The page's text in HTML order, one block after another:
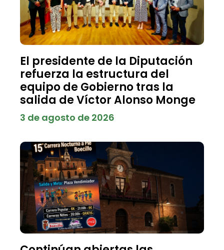
El presidente de la Diputación
refuerza la estructura del
equipo de Gobierno tras la
salida de Víctor Alonso Monge
3 de agosto de 2026